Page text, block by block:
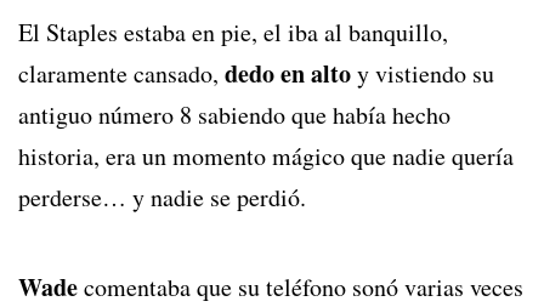
El Staples estaba en pie, el iba al banquillo,
claramente cansado, dedo en altoy vistiendo su
antiguo número 8 sabiendo que había hecho
historia, era un momento mágico que nadie quería
perderse… y nadie se perdió.
Wadecomentaba que su teléfono sonó varias veces